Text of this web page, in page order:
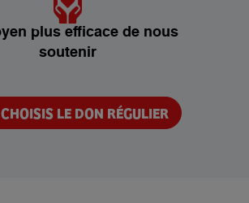
plus efficace de nous
soutenir
LE DON RÉGULIER